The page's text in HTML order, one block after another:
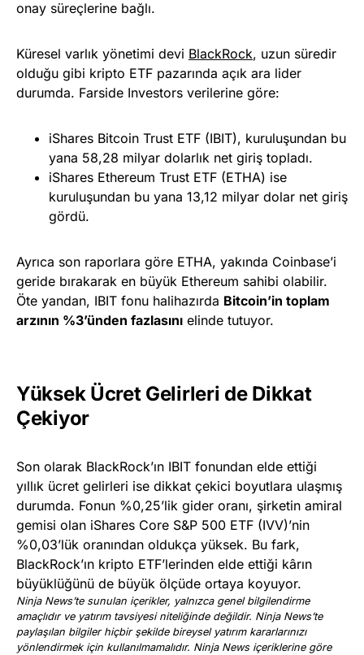
onay süreçlerine bağlı.
Küresel varlık yönetimi devi BlackRock, uzun süredir
olduğu gibi kripto ETF pazarında açık ara lider
durumda. Farside Investors verilerine göre:
iShares Bitcoin Trust ETF (IBIT), kuruluşundan bu
yana 58,28 milyar dolarlık net giriş topladı.
iShares Ethereum Trust ETF (ETHA) ise
kuruluşundan bu yana 13,12 milyar dolar net giriş
gördü.
Ayrıca son raporlara göre ETHA, yakında Coinbase’i
geride bırakarak en büyük Ethereum sahibi olabilir.
Öte yandan, IBIT fonu halihazırda Bitcoin’in toplam
arzının %3’ünden fazlasını elinde tutuyor.
Yüksek Ücret Gelirleri de Dikkat
Çekiyor
Son olarak BlackRock’ın IBIT fonundan elde ettiği
yıllık ücret gelirleri ise dikkat çekici boyutlara ulaşmış
durumda. Fonun %0,25’lik gider oranı, şirketin amiral
gemisi olan iShares Core S&P 500 ETF (IVV)’nin
%0,03’lük oranından oldukça yüksek. Bu fark,
BlackRock’ın kripto ETF’lerinden elde ettiği kârın
büyüklüğünü de büyük ölçüde ortaya koyuyor.
Ninja News’te sunulan içerikler, yalnızca genel bilgilendirme
amaçlıdır ve yatırım tavsiyesi niteliğinde değildir. Ninja News’te
paylaşılan bilgiler hiçbir şekilde bireysel yatırım kararlarınızı
yönlendirmek için kullanılmamalıdır. Ninja News içeriklerine göre